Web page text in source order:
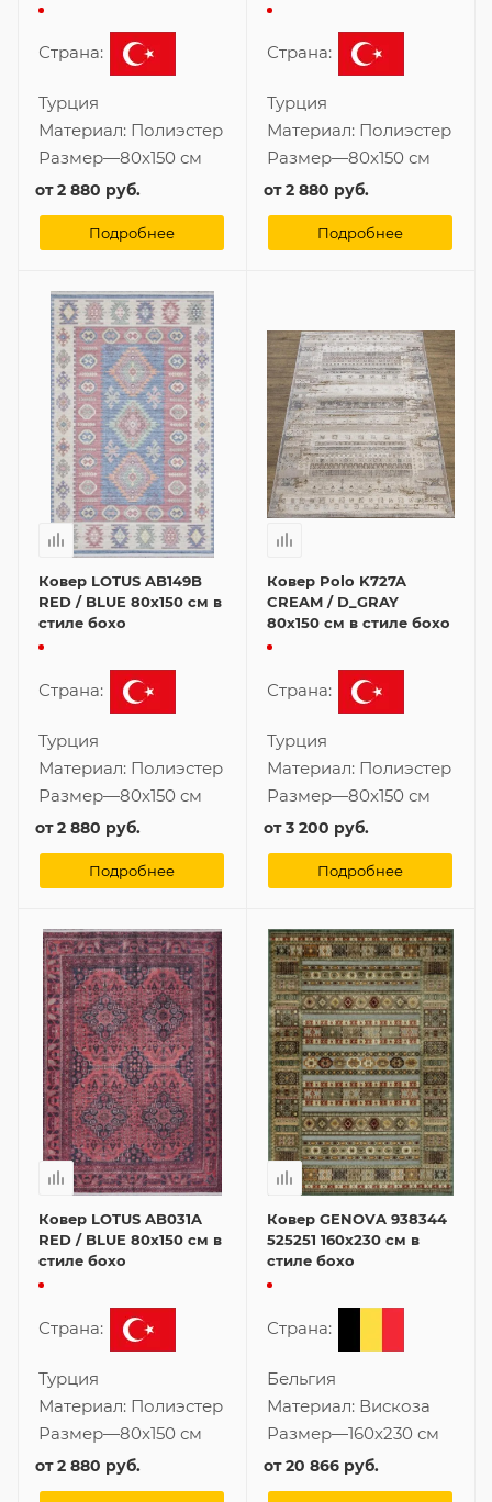
Страна:
Турция
Материал: Полиэстер
Размер—80x150 см
от2 880 руб.
Подробнее
Страна:
Турция
Материал: Полиэстер
Размер—80x150 см
от2 880 руб.
Подробнее
Ковер LOTUS AB149B
RED / BLUE 80x150 см в
стиле бохо
Страна:
Турция
Материал: Полиэстер
Размер—80x150 см
от2 880 руб.
Подробнее
Ковер Polo K727A
CREAM / D_GRAY
80x150 см в стиле бохо
Страна:
Турция
Материал: Полиэстер
Размер—80x150 см
от3 200 руб.
Подробнее
Ковер LOTUS AB031A
RED / BLUE 80x150 см в
стиле бохо
Страна:
Турция
Материал: Полиэстер
Размер—80x150 см
от2 880 руб.
Ковер GENOVA 938344
525251 160x230 см в
стиле бохо
Страна:
Бельгия
Материал: Вискоза
Размер—160x230 см
от20 866 руб.